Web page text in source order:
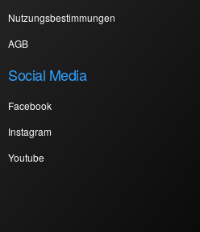
Nutzungsbestimmungen
AGB
Social Media
Facebook
Instagram
Youtube